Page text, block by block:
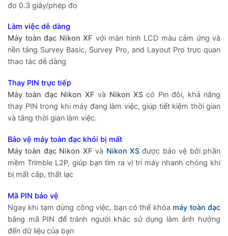
đo 0.3 giây/phép đo
Làm việc dễ dàng
Máy toàn đạc Nikon XF với màn hình LCD màu cảm ứng và
nền tảng Survey Basic, Survey Pro, and Layout Pro trực quan
thao tác dễ dàng
Thay PIN trực tiếp
Máy toàn đạc Nikon XF và Nikon XScó Pin đôi, khả năng
thay PIN trong khi máy đang làm việc, giúp tiết kiệm thời gian
và tăng thời gian làm việc.
Bảo vệ máy toàn đạc khỏi bị mất
Máy toàn đạc Nikon XFvà Nikon XSđược bảo vệ bởi phần
mềm Trimble L2P, giúp bạn tìm ra vị trí máy nhanh chóng khi
bị mất cắp, thất lạc
Mã PIN bảo vệ
Ngay khi tạm dừng công việc, bạn có thể khóa máy toàn đạc
bằng mã PIN để tránh người khác sử dụng làm ảnh hưởng
đến dữ liệu của bạn